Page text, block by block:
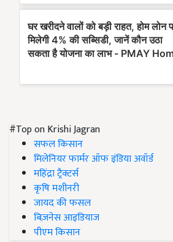
#Top on Krishi Jagran
सफल किसान
मिलेनियर फार्मर ऑफ इंडिया अवॉर्ड
महिंद्रा ट्रैक्टर्स
कृषि मशीनरी
जायद की फसल
बिज़नेस आइडियाज
पीएम किसान